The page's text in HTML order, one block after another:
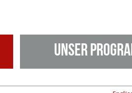
Unser